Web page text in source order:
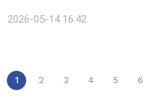
시 새마을운동중앙회에서 열린 현장
2026-05-14 16:42
1 2 3 4 5 6